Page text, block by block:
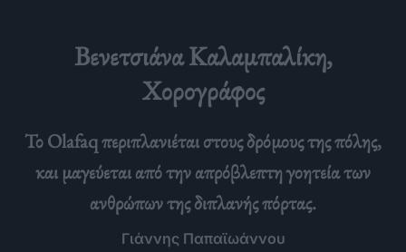
Βενετσιάνα Καλαμπαλίκη,
Χορογράφος
Το Olafaq περιπλανιέται στους δρόμους της πόλης,
και μαγεύεται από την απρόβλεπτη γοητεία των
ανθρώπων της διπλανής πόρτας.
Γιάννης Παπαϊωάννου